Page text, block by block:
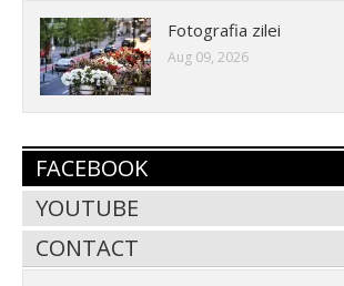
Fotografia zilei
Aug 09, 2026
FACEBOOK
YOUTUBE
CONTACT